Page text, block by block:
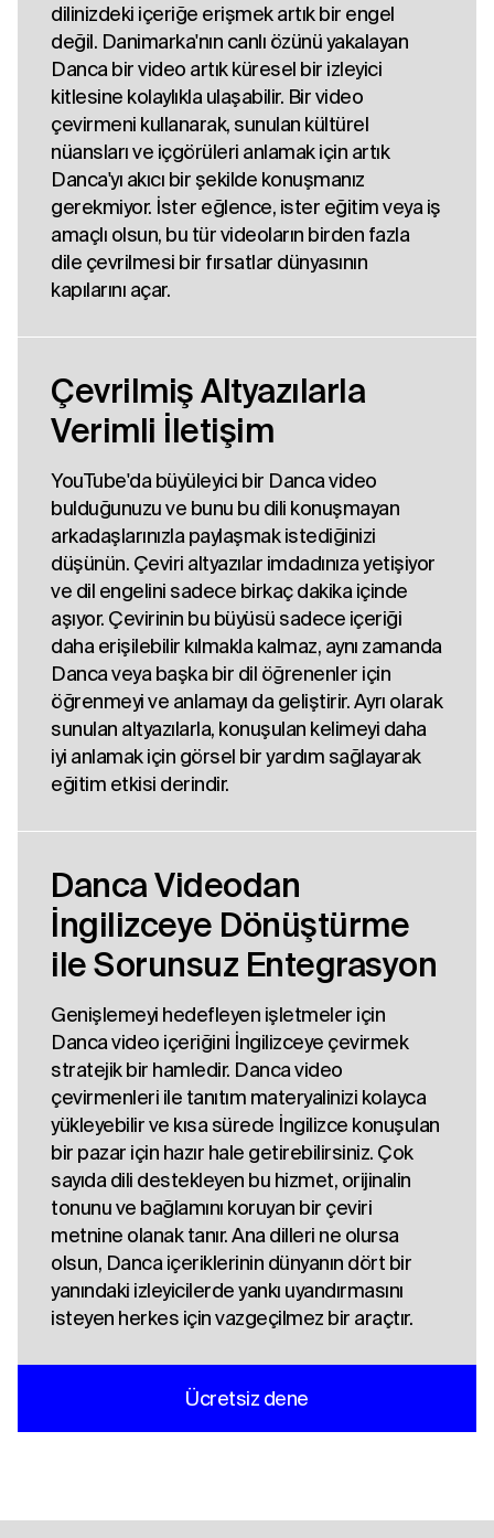
dilinizdeki içeriğe erişmek artık bir engel
değil. Danimarka'nın canlı özünü yakalayan
Danca bir video artık küresel bir izleyici
kitlesine kolaylıkla ulaşabilir. Bir video
çevirmeni kullanarak, sunulan kültürel
nüansları ve içgörüleri anlamak için artık
Danca'yı akıcı bir şekilde konuşmanız
gerekmiyor. İster eğlence, ister eğitim veya iş
amaçlı olsun, bu tür videoların birden fazla
dile çevrilmesi bir fırsatlar dünyasının
kapılarını açar.
Çevrilmiş Altyazılarla
Verimli İletişim
YouTube'da büyüleyici bir Danca video
bulduğunuzu ve bunu bu dili konuşmayan
arkadaşlarınızla paylaşmak istediğinizi
düşünün. Çeviri altyazılar imdadınıza yetişiyor
ve dil engelini sadece birkaç dakika içinde
aşıyor. Çevirinin bu büyüsü sadece içeriği
daha erişilebilir kılmakla kalmaz, aynı zamanda
Danca veya başka bir dil öğrenenler için
öğrenmeyi ve anlamayı da geliştirir. Ayrı olarak
sunulan altyazılarla, konuşulan kelimeyi daha
iyi anlamak için görsel bir yardım sağlayarak
eğitim etkisi derindir.
Danca Videodan
İngilizceye Dönüştürme
ile Sorunsuz Entegrasyon
Genişlemeyi hedefleyen işletmeler için
Danca video içeriğini İngilizceye çevirmek
stratejik bir hamledir. Danca video
çevirmenleri ile tanıtım materyalinizi kolayca
yükleyebilir ve kısa sürede İngilizce konuşulan
bir pazar için hazır hale getirebilirsiniz. Çok
sayıda dili destekleyen bu hizmet, orijinalin
tonunu ve bağlamını koruyan bir çeviri
metnine olanak tanır. Ana dilleri ne olursa
olsun, Danca içeriklerinin dünyanın dört bir
yanındaki izleyicilerde yankı uyandırmasını
isteyen herkes için vazgeçilmez bir araçtır.
Ücretsiz dene